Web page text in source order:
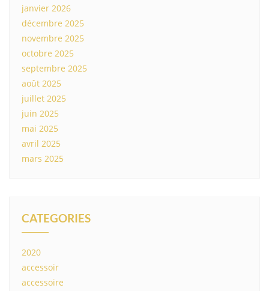
janvier 2026
décembre 2025
novembre 2025
octobre 2025
septembre 2025
août 2025
juillet 2025
juin 2025
mai 2025
avril 2025
mars 2025
CATEGORIES
2020
accessoir
accessoire